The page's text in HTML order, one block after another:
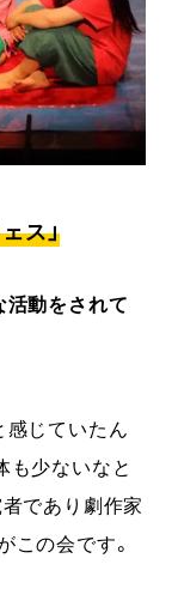
ス」
動をされて
じていたん
も少ないなと
であり劇作家
の会です。